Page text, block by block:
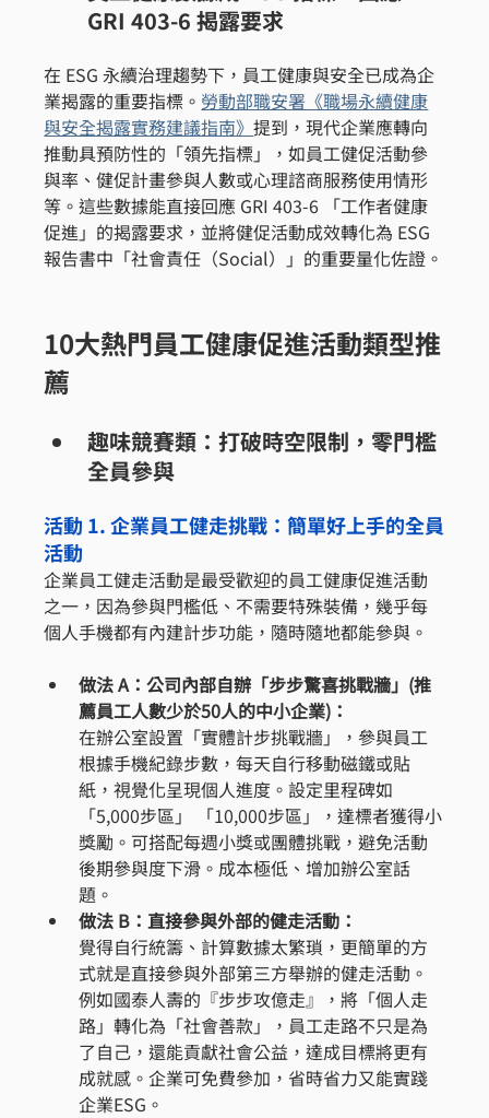
GRI 403-6 揭露要求
在 ESG 永續治理趨勢下，員工健康與安全已成為企
業揭露的重要指標。 勞動部職安署《職場永續健康
與安全揭露實務建議指南》提到，現代企業應轉向
推動具預防性的「領先指標」，如員工健促活動參
與率、健促計畫參與人數或心理諮商服務使用情形
等。這些數據能直接回應 GRI 403-6 「工作者健康
促進」的揭露要求，並將健促活動成效轉化為 ESG
報告書中「社會責任（Social）」的重要量化佐證。
10大熱門員工健康促進活動類型推
薦
趣味競賽類：打破時空限制，零門檻
全員參與
活動 1. 企業員工健走挑戰：簡單好上手的全員
活動
企業員工健走活動是最受歡迎的員工健康促進活動
之一，因為參與門檻低、不需要特殊裝備，幾乎每
個人手機都有內建計步功能，隨時隨地都能參與。
做法 A：公司內部自辦「步步驚喜挑戰牆」(推
薦員工人數少於50人的中小企業)：
在辦公室設置「實體計步挑戰牆」，參與員工
根據手機紀錄步數，每天自行移動磁鐵或貼
紙，視覺化呈現個人進度。設定里程碑如
「5,000步區」 「10,000步區」，達標者獲得小
獎勵。可搭配每週小獎或團體挑戰，避免活動
後期參與度下滑。成本極低、增加辦公室話
題。
做法 B：直接參與外部的健走活動：
覺得自行統籌、計算數據太繁瑣，更簡單的方
式就是直接參與外部第三方舉辦的健走活動。
例如國泰人壽的『步步攻億走』，將「個人走
路」轉化為「社會善款」，員工走路不只是為
了自己，還能貢獻社會公益，達成目標將更有
成就感。企業可免費參加，省時省力又能實踐
企業ESG。